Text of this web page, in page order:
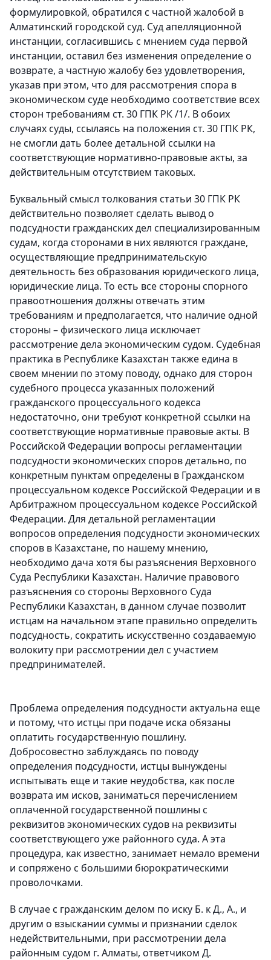
формулировкой, обратился с частной жалобой в
Алматинский городской суд. Суд апелляционной
инстанции, согласившись с мнением суда первой
инстанции, оставил без изменения определение о
возврате, а частную жалобу без удовлетворения,
указав при этом, что для рассмотрения спора в
экономическом суде необходимо соответствие всех
сторон требованиям ст. 30 ГПК РК /1/. В обоих
случаях суды, ссылаясь на положения ст. 30 ГПК РК,
не смогли дать более детальной ссылки на
соответствующие нормативно-правовые акты, за
действительным отсутствием таковых.
Буквальный смысл толкования статьи 30 ГПК РК
действительно позволяет сделать вывод о
подсудности гражданских дел специализированным
судам, когда сторонами в них являются граждане,
осуществляющие предпринимательскую
деятельность без образования юридического лица,
юридические лица. То есть все стороны спорного
правоотношения должны отвечать этим
требованиям и предполагается, что наличие одной
стороны – физического лица исключает
рассмотрение дела экономическим судом. Судебная
практика в Республике Казахстан также едина в
своем мнении по этому поводу, однако для сторон
судебного процесса указанных положений
гражданского процессуального кодекса
недостаточно, они требуют конкретной ссылки на
соответствующие нормативные правовые акты. В
Российской Федерации вопросы регламентации
подсудности экономических споров детально, по
конкретным пунктам определены в Гражданском
процессуальном кодексе Российской Федерации и в
Арбитражном процессуальном кодексе Российской
Федерации. Для детальной регламентации
вопросов определения подсудности экономических
споров в Казахстане, по нашему мнению,
необходимо дача хотя бы разъяснения Верховного
Суда Республики Казахстан. Наличие правового
разъяснения со стороны Верховного Суда
Республики Казахстан, в данном случае позволит
истцам на начальном этапе правильно определить
подсудность, сократить искусственно создаваемую
волокиту при рассмотрении дел с участием
предпринимателей.
Проблема определения подсудности актуальна еще
и потому, что истцы при подаче иска обязаны
оплатить государственную пошлину.
Добросовестно заблуждаясь по поводу
определения подсудности, истцы вынуждены
испытывать еще и такие неудобства, как после
возврата им исков, заниматься перечислением
оплаченной государственной пошлины с
реквизитов экономических судов на реквизиты
соответствующего уже районного суда. А эта
процедура, как известно, занимает немало времени
и сопряжено с большими бюрократическими
проволочками.
В случае с гражданским делом по иску Б. к Д., А., и
другим о взыскании суммы и признании сделок
недействительными, при рассмотрении дела
районным судом г. Алматы, ответчиком Д.